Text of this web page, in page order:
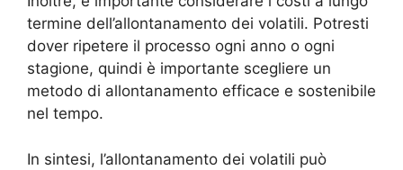
termine dell’allontanamento dei volatili. Potresti
dover ripetere il processo ogni anno o ogni
stagione, quindi è importante scegliere un
metodo di allontanamento efficace e sostenibile
nel tempo.
In sintesi, l’allontanamento dei volatili può